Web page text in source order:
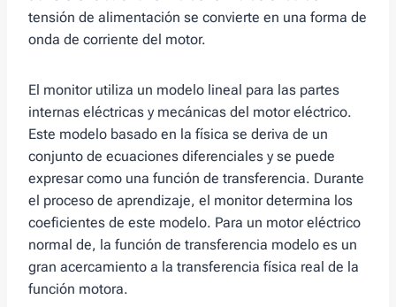
tensión de alimentación se convierte en una forma de
onda de corriente del motor.
El monitor utiliza un modelo lineal para las partes
internas eléctricas y mecánicas del motor eléctrico.
Este modelo basado en la física se deriva de un
conjunto de ecuaciones diferenciales y se puede
expresar como una función de transferencia. Durante
el proceso de aprendizaje, el monitor determina los
coeficientes de este modelo. Para un motor eléctrico
normal de, la función de transferencia modelo es un
gran acercamiento a la transferencia física real de la
función motora.